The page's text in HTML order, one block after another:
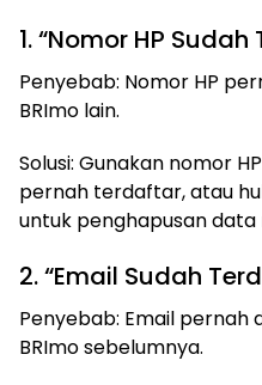
1. “Nomor HP
Penyebab: Nomor HP
BRImo lain.
Solusi: Gunakan nomor
pernah terdaftar, atau
untuk penghapusan data
2. “Email Sudah
Penyebab: Email pernah
BRImo sebelumnya.